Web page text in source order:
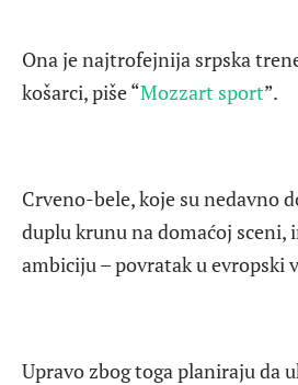
Ona je najtrofejnija srpska
košarci, piše “Mozzart sport”.
Crveno-bele, koje su nedavno
duplu krunu na domaćoj sceni,
ambiciju – povratak u evropski
Upravo zbog toga planiraju da